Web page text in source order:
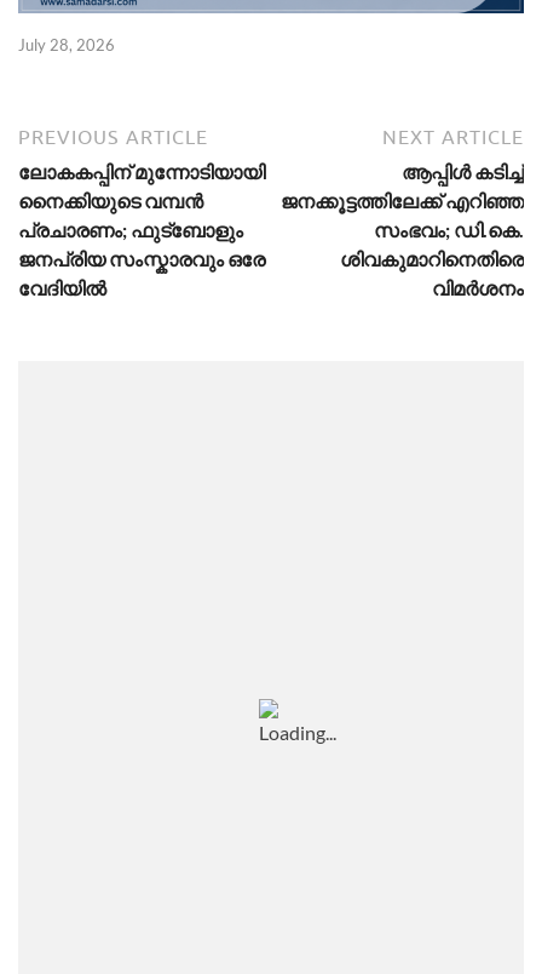
July 28, 2026
PREVIOUS ARTICLE
ലോകകപ്പിന് മുന്നോടിയായി
നൈക്കിയുടെ വമ്പൻ
പ്രചാരണം; ഫുട്ബോളും
ജനപ്രിയ സംസ്കാരവും ഒരേ
വേദിയിൽ
NEXT ARTICLE
ആപ്പിള്‍ കടിച്ച്
ജനക്കൂട്ടത്തിലേക്ക് എറിഞ്ഞ
സംഭവം; ഡി.കെ.
ശിവകുമാറിനെതിരെ
വിമര്‍ശനം